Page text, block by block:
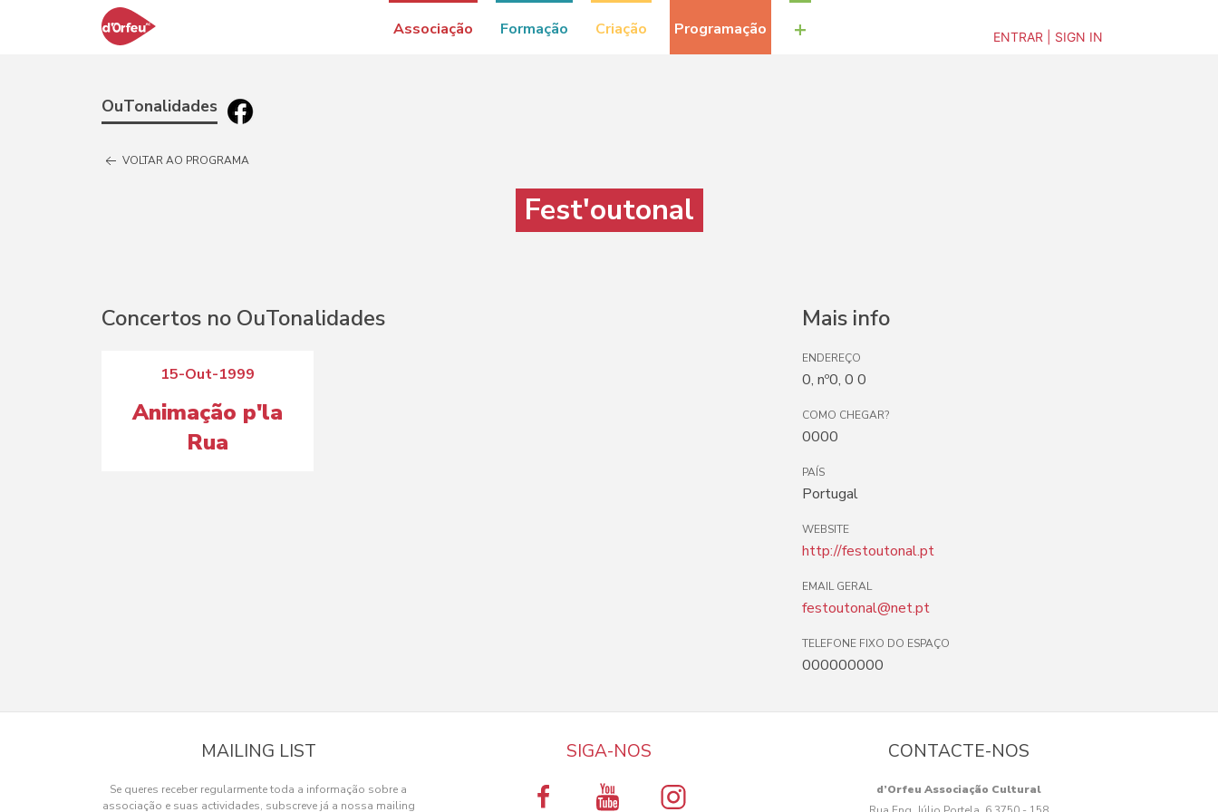
Associação Formação Criação Programação + ENTRAR | SIGN IN
OuTonalidades
VOLTAR AO PROGRAMA
Fest'outonal
Concertos no OuTonalidades
15-Out-1999
Animação p'la
Rua
Mais info
ENDEREÇO
0, nº0, 0 0
COMO CHEGAR?
0000
PAÍS
Portugal
WEBSITE
http://festoutonal.pt
EMAIL GERAL
festoutonal@net.pt
TELEFONE FIXO DO ESPAÇO
000000000
MAILING LIST
Se queres receber regularmente toda a informação sobre a
associação e suas actividades, subscreve já a nossa mailing
SIGA-NOS CONTACTE-NOS
d’Orfeu Associação Cultural